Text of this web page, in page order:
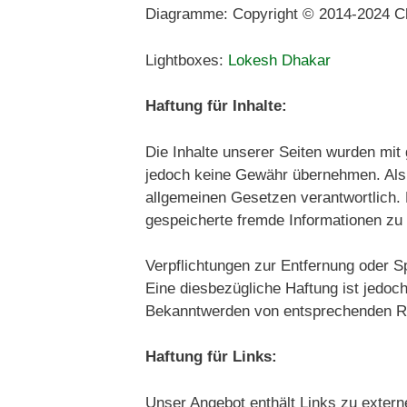
Diagramme: Copyright © 2014-2024
Lightboxes: Lokesh Dhakar
Haftung für Inhalte:
Die Inhalte unserer Seiten wurden
jedoch keine Gewähr übernehmen.
allgemeinen Gesetzen
gespeicherte fremde Informationen
Verpflichtungen zur Entfernung oder
Eine diesbezügliche Haftung ist
Bekanntwerden von entsprechenden
Haftung für Links:
Unser Angebot enthält Links zu